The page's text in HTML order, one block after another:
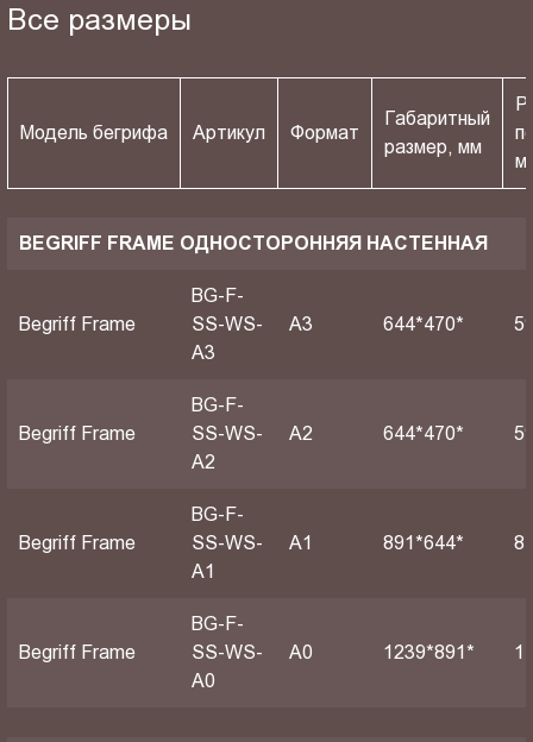
Все размеры
Модель бегрифа Артикул Формат
Габаритный
размер, мм
BEGRIFF FRAME ОДНОСТОРОННЯЯ НАСТЕННАЯ
Begriff Frame
BG-F-
SS-WS-
A3
A3 644*470*
Begriff Frame
BG-F-
SS-WS-
A2
A2 644*470*
Begriff Frame
BG-F-
SS-WS-
A1
А1 891*644*
Begriff Frame
BG-F-
SS-WS-
A0
А0 1239*891*